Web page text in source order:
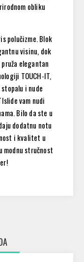
obliku
polučizme. Blok
visinu, dok
elegantan
TOUCH-IT,
i nude
vam nudi
Bilo da ste u
dodatnu notu
i kvalitet u
modnu stručnost